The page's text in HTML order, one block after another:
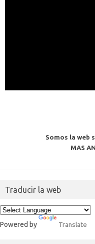
Somos la web
MAS
Traducir la web
Powered by Translate